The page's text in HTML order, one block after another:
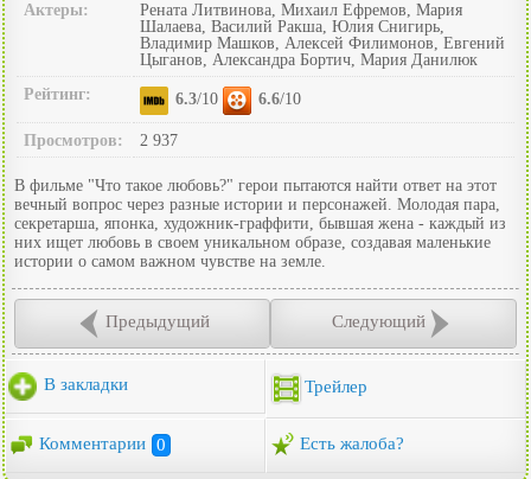
Актеры:
Рената Литвинова, Михаил Ефремов, Мария
Шалаева, Василий Ракша, Юлия Снигирь,
Владимир Машков, Алексей Филимонов, Евгений
Цыганов, Александра Бортич, Мария Данилюк
Рейтинг:
6.3/10 6.6/10
Просмотров: 2 937
В фильме "Что такое любовь?" герои пытаются найти ответ на этот
вечный вопрос через разные истории и персонажей. Молодая пара,
секретарша, японка, художник-граффити, бывшая жена - каждый из
них ищет любовь в своем уникальном образе, создавая маленькие
истории о самом важном чувстве на земле.
Предыдущий Следующий
В закладки Трейлер
Комментарии 0 Есть жалоба?